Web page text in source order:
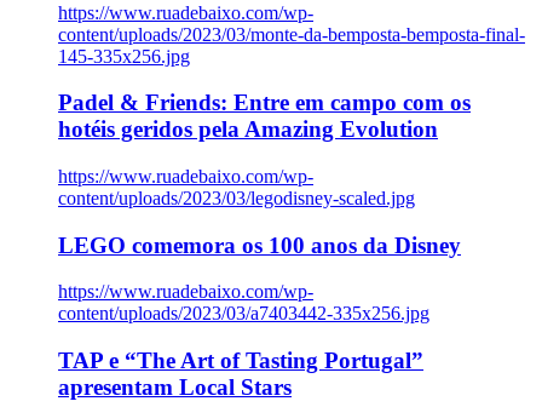
https://www.ruadebaixo.com/wp-
content/uploads/2023/03/monte-da-bemposta-bemposta-final-
145-335x256.jpg
Padel & Friends: Entre em campo com os
hotéis geridos pela Amazing Evolution
https://www.ruadebaixo.com/wp-
content/uploads/2023/03/legodisney-scaled.jpg
LEGO comemora os 100 anos da Disney
https://www.ruadebaixo.com/wp-
content/uploads/2023/03/a7403442-335x256.jpg
TAP e “The Art of Tasting Portugal”
apresentam Local Stars